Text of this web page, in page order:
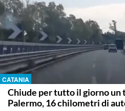
CATANIA
Chiude per tutto il giorno un
Palermo, 16 chilometri di